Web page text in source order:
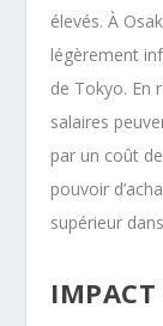
élevés. À
légèrement
de Tokyo. En
salaires
par un coût
pouvoir
supérieur
IMPACT